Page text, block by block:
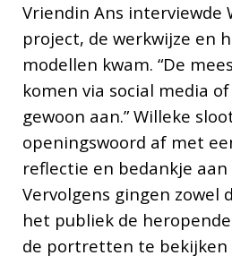
Vriendin Ans interviewde
project, de werkwijze en
modellen kwam. “De
komen via social media
gewoon aan.” Willeke
openingswoord af met
reflectie en bedankje
Vervolgens gingen zowel
het publiek de
de portretten te bekijken